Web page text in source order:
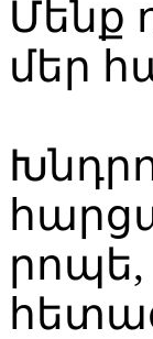
Մենք
մեր
րոպե,